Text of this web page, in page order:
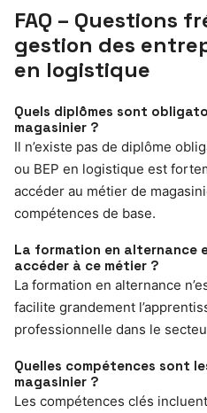
FAQ – Questions
gestion des
en logistique
Quels diplômes sont
magasinier ?
Il n’existe pas de diplôme
ou BEP en logistique est
accéder au métier de
compétences de base.
La formation en alternance
accéder à ce métier ?
La formation en alternance
facilite grandement
professionnelle dans le
Quelles compétences sont
magasinier ?
Les compétences clés